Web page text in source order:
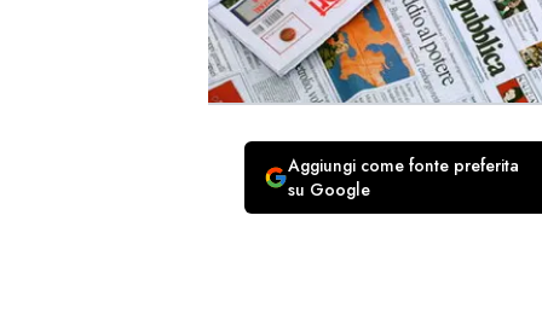
Aggiungi come fonte preferita
su Google